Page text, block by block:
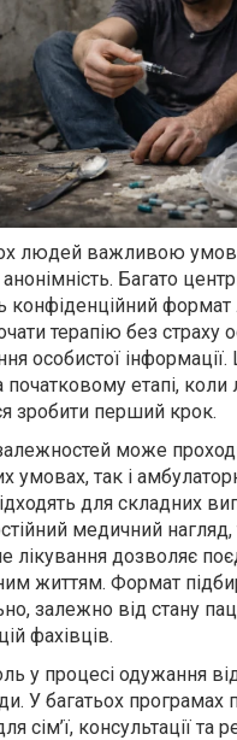
людей важливою
Багато
конфіденційний формат
терапію без страху
особистої
етапі,
зробити перший крок.
може
умовах, так і
для складних
медичний нагляд,
лікування дозволяє
життям. Формат
залежно від стану
фахівців.
у процесі одужання
У багатьох програмах
сім’ї, консультації та